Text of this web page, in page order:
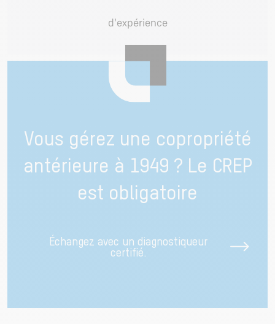
d'expérience
Vous gérez une copropriété
antérieure à 1949 ? Le CREP
est obligatoire
Échangez avec un diagnostiqueur
certifié.